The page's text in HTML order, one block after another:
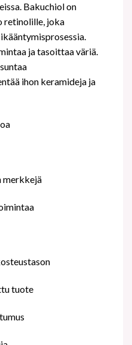
Bakuchiol on
retinolille, joka
ja tasoittaa väriä.
ihon keramideja ja
merkkejä
tuote